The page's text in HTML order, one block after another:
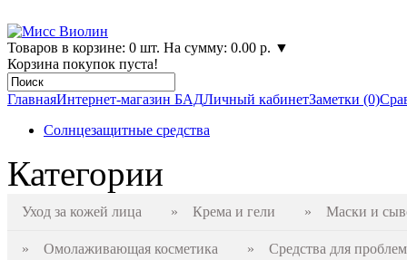
Товаров в корзине: 0 шт. На сумму: 0.00 р. ▼
Корзина покупок пуста!
ГлавнаяИнтернет-магазин БАДЛичный кабинетЗаметки (0)
Солнцезащитные средства
Категории
Уход за кожей лица » Крема и гели » Маски и
» Омолаживающая косметика » Средства для